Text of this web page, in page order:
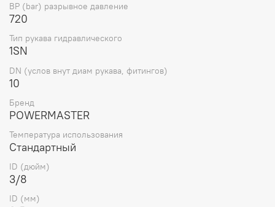
BP (bar) разрывное давление
720
Тип рукава гидравлического
1SN
DN (услов внут диам рукава, фитингов)
10
Бренд
POWERMASTER
Температура использования
Стандартный
ID (дюйм)
3/8
ID (мм)